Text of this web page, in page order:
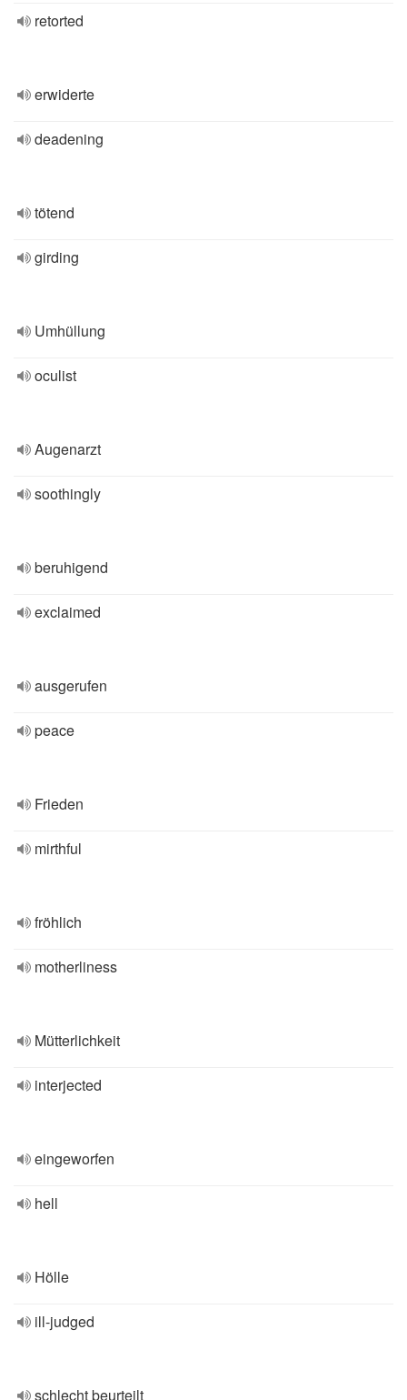
retorted
erwiderte
deadening
tötend
girding
Umhüllung
oculist
Augenarzt
soothingly
beruhigend
exclaimed
ausgerufen
peace
Frieden
mirthful
fröhlich
motherliness
Mütterlichkeit
interjected
eingeworfen
hell
Hölle
ill-judged
schlecht beurteilt